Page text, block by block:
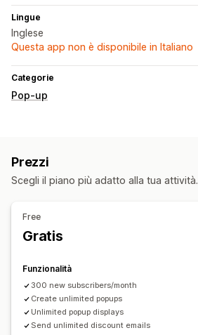
Lingue
Inglese
Questa app non è disponibile in Italiano
Categorie
Pop-up
Prezzi
Scegli il piano più adatto alla tua attività.
Free
Gratis
Funzionalità
300 new subscribers/month
Create unlimited popups
Unlimited popup displays
Send unlimited discount emails